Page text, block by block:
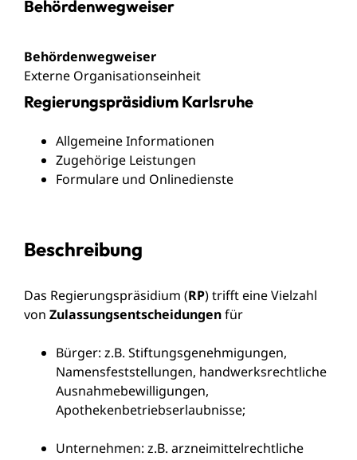
Behördenwegweiser
Behördenwegweiser
Externe Organisationseinheit
Regierungspräsidium Karlsruhe
Allgemeine Informationen
Zugehörige Leistungen
Formulare und Onlinedienste
Beschreibung
Das Regierungspräsidium (RP) trifft eine Vielzahl
von Zulassungsentscheidungenfür
Bürger: z.B. Stiftungsgenehmigungen,
Namensfeststellungen, handwerksrechtliche
Ausnahmebewilligungen,
Apothekenbetriebserlaubnisse;
Unternehmen: z.B. arzneimittelrechtliche